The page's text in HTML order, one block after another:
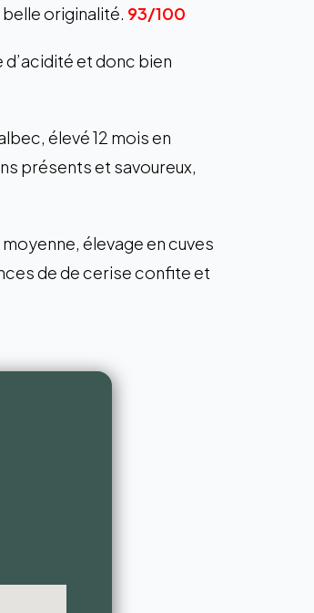
originalité. 93/100
et donc bien
élevé 12 mois en
présents et savoureux,
élevage en cuves
de de cerise confite et